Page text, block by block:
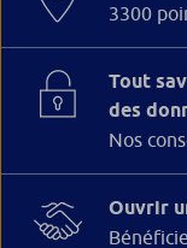
3300
Tout
des
Nos
Ouvrir